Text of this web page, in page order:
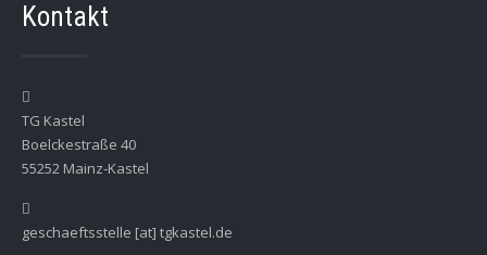
Kontakt
TG Kastel
Boelckestraße 40
55252 Mainz-Kastel
geschaeftsstelle [at] tgkastel.de